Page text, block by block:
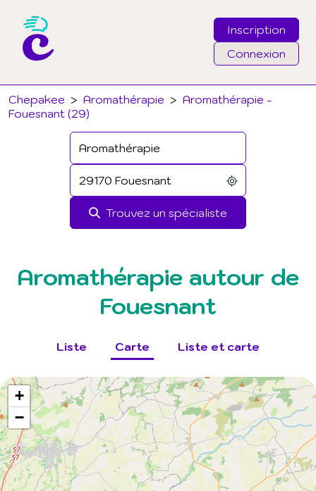
Inscription
Connexion
Chepakee > Aromathérapie > Aromathérapie -
Fouesnant (29)
Trouvez un spécialiste
Email
Mot de passe
J'ai oublié mon mot de passe
Connexion
Aromathérapie autour de
Fouesnant
Liste Carte Liste et carte
+
−